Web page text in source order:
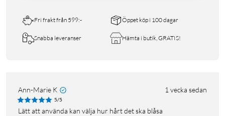
Fri frakt från 599:- Öppet köp i 100 dagar
Snabba leveranser Hämta i butik, GRATIS!
Ann-Marie K 1 vecka sedan
5/5
Lätt att använda kan välja hur hårt det ska blåsa